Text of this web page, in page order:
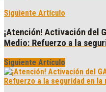
Siguiente Artículo
¡Atención! Activación del
Medio: Refuerzo a la
Siguiente Artículo